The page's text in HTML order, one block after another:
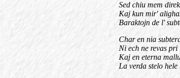
Sed chiu mem
Kaj kun mir'
Baraktojn de l'
Char en nia
Ni ech ne revas pri
Kaj en eterna
La verda stelo